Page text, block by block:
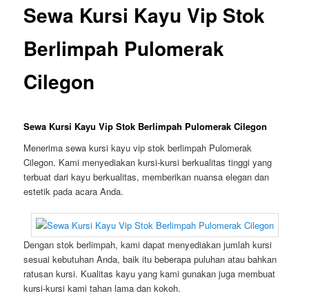
Sewa Kursi Kayu Vip Stok
Berlimpah Pulomerak
Cilegon
Sewa Kursi Kayu Vip Stok Berlimpah Pulomerak Cilegon
Menerima sewa kursi kayu vip stok berlimpah Pulomerak
Cilegon. Kami menyediakan kursi-kursi berkualitas tinggi yang
terbuat dari kayu berkualitas, memberikan nuansa elegan dan
estetik pada acara Anda.
Dengan stok berlimpah, kami dapat menyediakan jumlah kursi
sesuai kebutuhan Anda, baik itu beberapa puluhan atau bahkan
ratusan kursi. Kualitas kayu yang kami gunakan juga membuat
kursi-kursi kami tahan lama dan kokoh.